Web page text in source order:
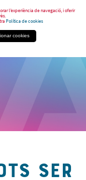
l’experiència de navegació, i oferir
Política de cookies
cookies
SER